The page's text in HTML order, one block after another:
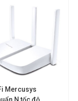
Mercusys